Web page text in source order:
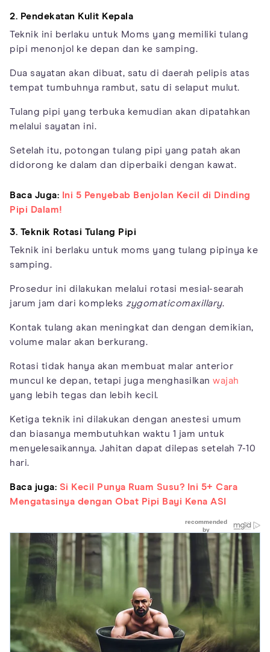
2. Pendekatan Kulit Kepala
Teknik ini berlaku untuk Moms yang memiliki tulang
pipi menonjol ke depan dan ke samping.
Dua sayatan akan dibuat, satu di daerah pelipis atas
tempat tumbuhnya rambut, satu di selaput mulut.
Tulang pipi yang terbuka kemudian akan dipatahkan
melalui sayatan ini.
Setelah itu, potongan tulang pipi yang patah akan
didorong ke dalam dan diperbaiki dengan kawat.
Baca Juga:
Ini 5 Penyebab Benjolan Kecil di Dinding
Pipi Dalam!
3. Teknik Rotasi Tulang Pipi
Teknik ini berlaku untuk moms yang tulang pipinya ke
samping.
Prosedur ini dilakukan melalui rotasi mesial-searah
jarum jam dari kompleks zygomaticomaxillary.
Kontak tulang akan meningkat dan dengan demikian,
volume malar akan berkurang.
Rotasi tidak hanya akan membuat malar anterior
muncul ke depan, tetapi juga menghasilkan wajah
yang lebih tegas dan lebih kecil.
Ketiga teknik ini dilakukan dengan anestesi umum
dan biasanya membutuhkan waktu 1 jam untuk
menyelesaikannya. Jahitan dapat dilepas setelah 7-10
hari.
Baca juga: Si Kecil Punya Ruam Susu? Ini 5+ Cara
Mengatasinya dengan Obat Pipi Bayi Kena ASI